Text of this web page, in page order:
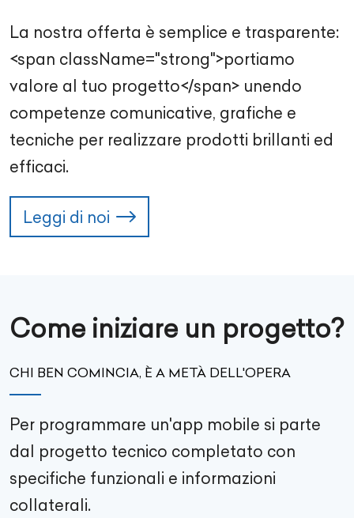
La nostra offerta è semplice e trasparente:
<span className="strong">portiamo
valore al tuo progetto</span> unendo
competenze comunicative, grafiche e
tecniche per realizzare prodotti brillanti ed
efficaci.
Leggi di noi
Come iniziare un progetto?
CHI BEN COMINCIA, È A METÀ DELL'OPERA
Per programmare un'app mobile si parte
dal progetto tecnico completato con
specifiche funzionali e informazioni
collaterali.